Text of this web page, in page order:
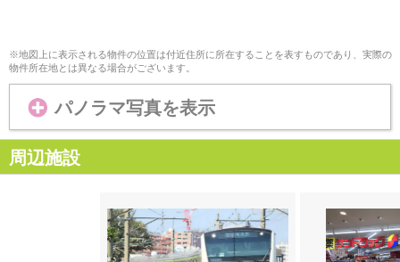
※地図上に表示される物件の位置は付近住所に所在することを表すものであり、実際の
物件所在地とは異なる場合がございます。
パノラマ写真を表示
周辺施設